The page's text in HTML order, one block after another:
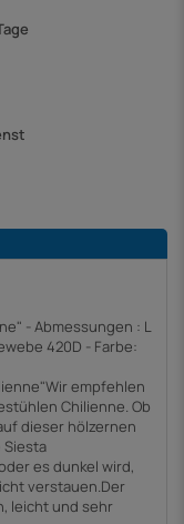
- Abmessungen : L
420D - Farbe:
empfehlen
Chilienne. Ob
dieser hölzernen
Siesta
es dunkel wird,
verstauen.Der
leicht und sehr